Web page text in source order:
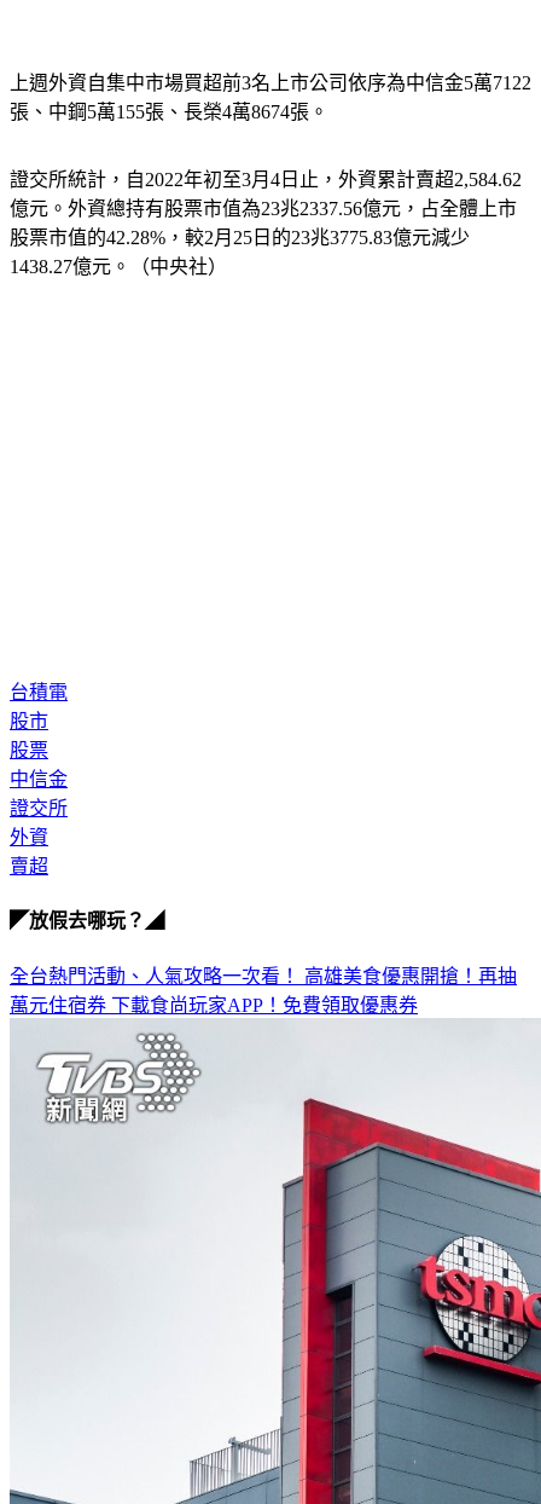
上週外資自集中市場買超前3名上市公司依序為中信金5萬7122
張、中鋼5萬155張、長榮4萬8674張。
證交所統計，自2022年初至3月4日止，外資累計賣超2,584.62
億元。外資總持有股票市值為23兆2337.56億元，占全體上市
股票市值的42.28%，較2月25日的23兆3775.83億元減少
1438.27億元。（中央社）
台積電
股市
股票
中信金
證交所
外資
賣超
◤放假去哪玩？◢
全台熱門活動、人氣攻略一次看！ 高雄美食優惠開搶！再抽
萬元住宿券 下載食尚玩家APP！免費領取優惠券